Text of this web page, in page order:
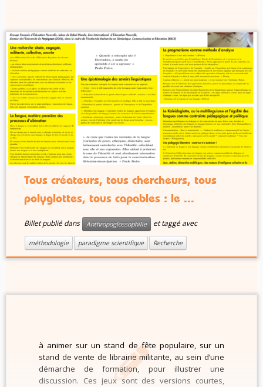
Tous créateurs, tous chercheurs, tous
polyglottes, tous capables : le ...
Billet publié dans Anthropoglossophilie et taggé avec
méthodologie paradigme scientifique Recherche
à animer sur un stand de fête populaire, sur un
stand de vente de librairie militante, au sein d’une
démarche de formation, pour illustrer une
discussion. Ces jeux sont des versions courtes,